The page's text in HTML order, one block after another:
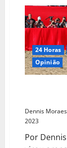
24 Horas
Opinião
Dennis Moraes
2023
Por